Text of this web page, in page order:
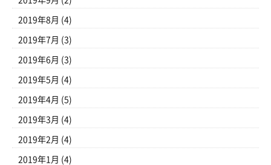
2019年8月 (4)
2019年7月 (3)
2019年6月 (3)
2019年5月 (4)
2019年4月 (5)
2019年3月 (4)
2019年2月 (4)
2019年1月 (4)